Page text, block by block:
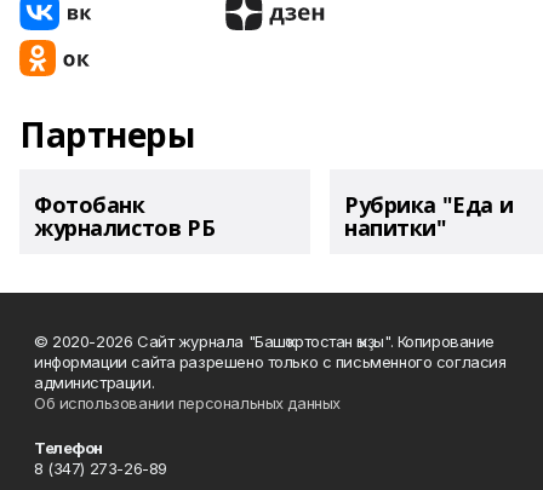
Партнеры
Фотобанк
журналистов РБ
Рубрика "Еда и
напитки"
© 2020-2026 Сайт журнала "Башҡортостан ҡыҙы". Копирование
информации сайта разрешено только с письменного согласия
администрации.
Об использовании персональных данных
Телефон
8 (347) 273-26-89